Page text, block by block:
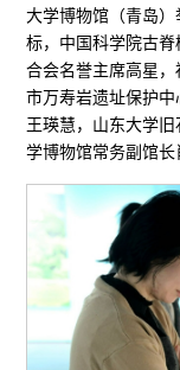
大学博物馆（青岛
标，中国科学院古
合会名誉主席高星
市万寿岩遗址保护
王瑛慧，山东大学
学博物馆常务副馆长